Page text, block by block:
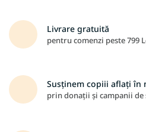
Livrare gratuită
pentru comenzi peste 799
Susținem copiii aflați în
prin donații și campanii